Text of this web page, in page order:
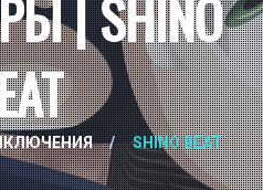
| SHINO
/ SHINO BEAT